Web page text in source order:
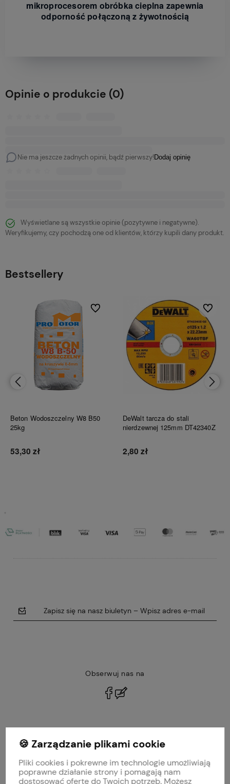
mikroprocesorem obróbka cieplna zapewnia
odporność połączoną z żywotnością
Opinie o produkcie (0)
Nie ma jeszcze żadnych opinii, bądź pierwszy! Dodaj opinię
Wyświetlane są wszystkie opinie (pozytywne i negatywne).
Weryfikujemy, czy pochodzą one od klientów, którzy kupili dany produkt.
Bestsellery
Beton Wodoszczelny W8 B50
25kg
53,30 zł
Do ulubionych
DeWalt tarcza do stali
nierdzewnej 125mm DT42340Z
2,80 zł
Do
Zapisz się na nasz biuletyn – Wpisz adres e-mail
Obserwuj nas na
MOJE KONTO
PŁATNOŚCI I DOSTAWA
🍪 Zarządzanie plikami cookie
Pliki cookies i pokrewne im technologie umożliwiają
poprawne działanie strony i pomagają nam
dostosować ofertę do Twoich potrzeb. Możesz